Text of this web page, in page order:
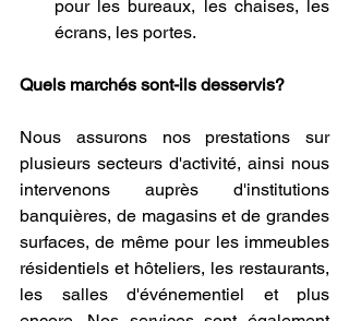
pour les bureaux, les chaises, les
écrans, les portes.
Quels marchés sont-ils desservis?
Nous assurons nos prestations sur
plusieurs secteurs d'activité, ainsi nous
intervenons auprès d'institutions
banquières, de magasins et de grandes
surfaces, de même pour les immeubles
résidentiels et hôteliers, les restaurants,
les salles d'événementiel et plus